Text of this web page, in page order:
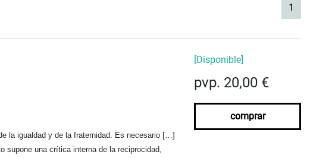
1
la igualdad y de la fraternidad. Es necesario […]
una crítica interna de la reciprocidad,
[Disponible]
pvp. 20,00 €
comprar